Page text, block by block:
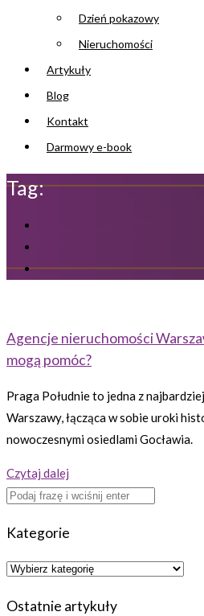
Dzień pokazowy
Nieruchomości
Artykuły
Blog
Kontakt
Darmowy e-book
Tag:
Agencje nieruchomości
mogą pomóc?
Praga Południe to jedna z
Warszawy, łącząca w sobie uroki
nowoczesnymi osiedlami Gocławia.
Czytaj dalej
Kategorie
Kategorie
Ostatnie artykuły